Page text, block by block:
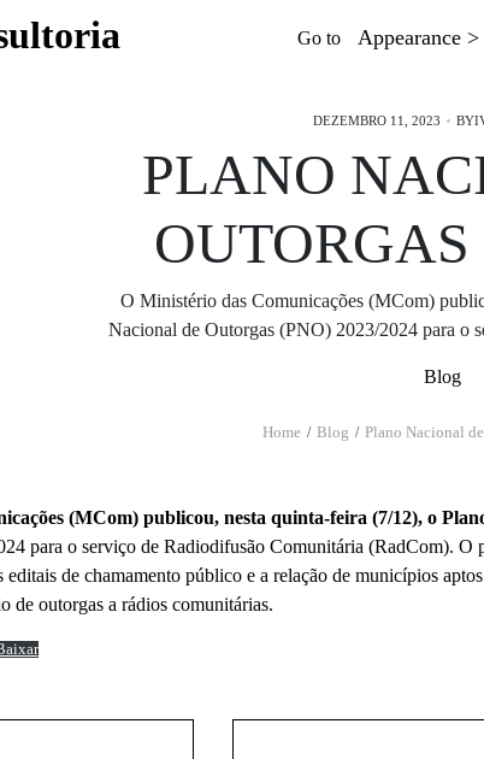
Go to Appearance
DEZEMBRO 11, 2023 BY
PLANO
OUTORGAS
O Ministério das Comunicações (MCom)
Nacional de Outorgas (PNO) 2023/2024 para
Blog
Home Blog Plano Nacional
(MCom) publicou, nesta quinta-feira (7/12), o
para o serviço de Radiodifusão Comunitária (RadCom). O
de chamamento público e a relação de municípios
de outorgas a rádios comunitárias.